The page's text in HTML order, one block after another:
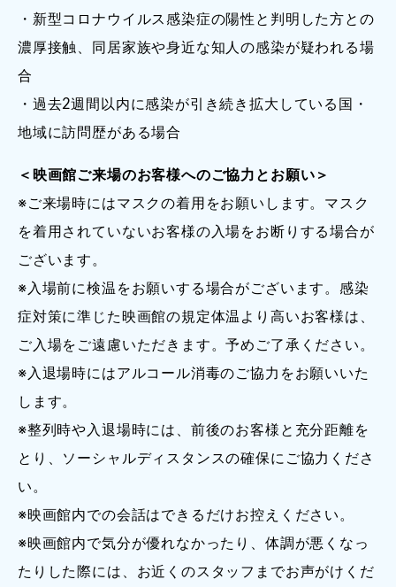
・新型コロナウイルス感染症の陽性と判明した方との
濃厚接触、同居家族や身近な知人の感染が疑われる場
合
・過去2週間以内に感染が引き続き拡大している国・
地域に訪問歴がある場合
＜映画館ご来場のお客様へのご協力とお願い＞
※ご来場時にはマスクの着用をお願いします。マスク
を着用されていないお客様の入場をお断りする場合が
ございます。
※入場前に検温をお願いする場合がございます。感染
症対策に準じた映画館の規定体温より高いお客様は、
ご入場をご遠慮いただきます。予めご了承ください。
※入退場時にはアルコール消毒のご協力をお願いいた
します。
※整列時や入退場時には、前後のお客様と充分距離を
とり、ソーシャルディスタンスの確保にご協力くださ
い。
※映画館内での会話はできるだけお控えください。
※映画館内で気分が優れなかったり、体調が悪くなっ
たりした際には、お近くのスタッフまでお声がけくだ